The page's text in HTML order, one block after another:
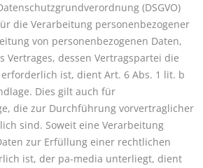
(DSGVO)
die Verarbeitung personenbezogener
von personenbezogenen Daten,
Vertrages, dessen Vertragspartei die
ist, dient Art. 6 Abs. 1 lit. b
Dies gilt auch für
die zur Durchführung vorvertraglicher
sind. Soweit eine Verarbeitung
zur Erfüllung einer rechtlichen
ist, der pa-media unterliegt, dient